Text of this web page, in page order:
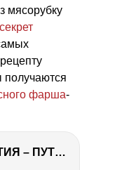
мясорубку
секрет
получаются
фарша-
СЕВЕРНАЯ ОСЕТИЯ – ПУТЕШЕСТВИЕ НА КАВКАЗ часть 4